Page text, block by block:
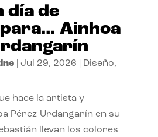
día de
Ainhoa
| Jul 29, 2026 Diseño,
hace la artista y
Pérez-Urdangarín en su
llevan los colores